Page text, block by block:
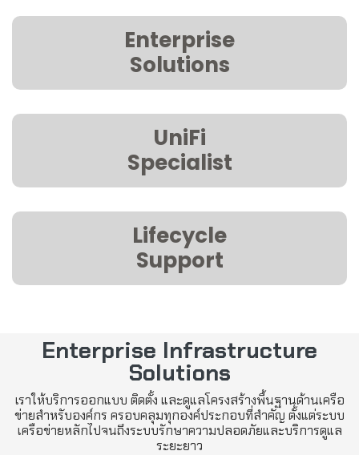
Enterprise
Solutions
UniFi
Specialist
Lifecycle
Support
Enterprise Infrastructure
Solutions
เราให้บริการออกแบบ ติดตั้ง และดูแลโครงสร้างพื้นฐานด้านเครือ
ข่ายสำหรับองค์กร ครอบคลุมทุกองค์ประกอบที่สำคัญ ตั้งแต่ระบบ
เครือข่ายหลักไปจนถึงระบบรักษาความปลอดภัยและบริการดูแล
ระยะยาว